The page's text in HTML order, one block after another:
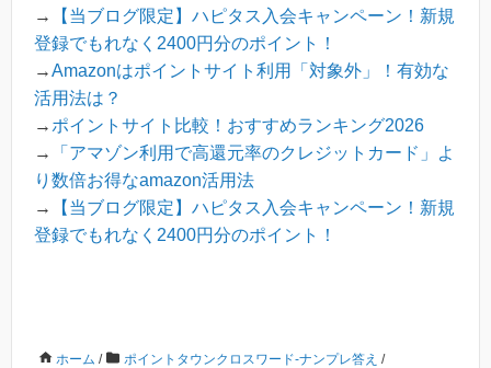
→
【当ブログ限定】ハピタス入会キャンペーン！新規
登録でもれなく2400円分のポイント！
→Amazonはポイントサイト利用「対象外」！有効な
活用法は？
→ ポイントサイト比較！おすすめランキング2026
→
「アマゾン利用で高還元率のクレジットカード」よ
り数倍お得なamazon活用法
→
【当ブログ限定】ハピタス入会キャンペーン！新規
登録でもれなく2400円分のポイント！
ホーム / ポイントタウンクロスワード-ナンプレ答え /